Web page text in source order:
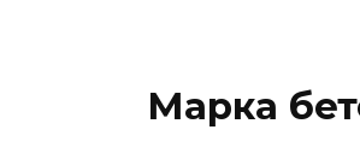
Марка